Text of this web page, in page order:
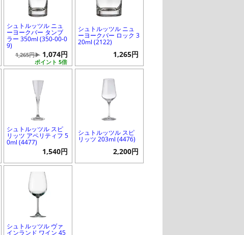
シュトルッツル ニュ
ーヨークバー タンブ
ラー 350ml (350-00-0
9)
ポイント 5倍
1,265円▶ 1,074円
シュトルッツル ニュ
ーヨークバー ロック 3
20ml (2122)
1,265円
シュトルッツル スピ
リッツ アペリティフ 5
0ml (4477)
1,540円
シュトルッツル スピ
リッツ 203ml (4476)
2,200円
シュトルッツル ヴァ
インランド ワイン 45